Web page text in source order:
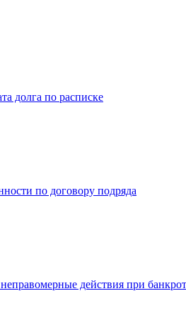
долга по расписке
по договору подряда
действия при